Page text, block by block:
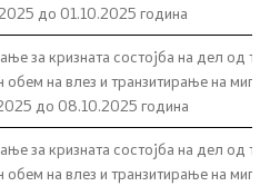
до 01.10.2025 година
за кризната состојба на дел од
обем на влез и транзитирање на
до 08.10.2025 година
за кризната состојба на дел од
обем на влез и транзитирање на